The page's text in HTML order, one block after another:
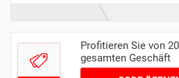
Profitieren Sie von
gesamten Geschäft